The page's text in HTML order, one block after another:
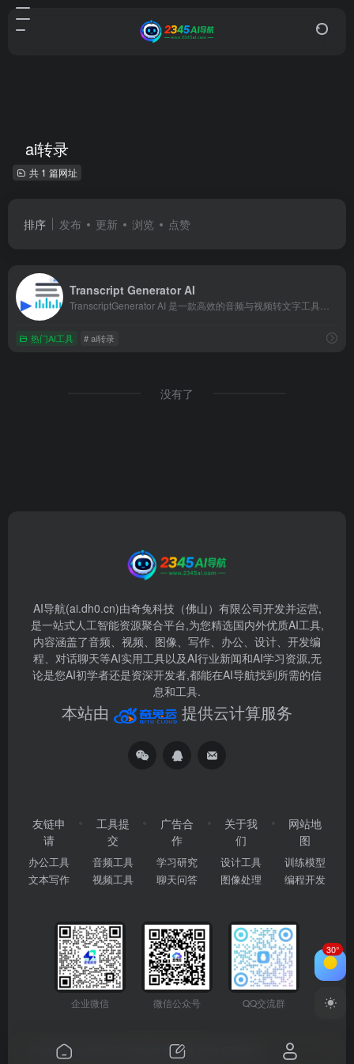
ai转录
共 1 篇网址
排序 发布 更新 浏览 点赞
Transcript Generator AI
热门AI工具 # ai转录
没有了
AI导航(ai.dh0.cn)由奇兔科技（佛山）有限公司开发并运营,
是一站式人工智能资源聚合平台,为您精选国内外优质AI工具,
内容涵盖了音频、视频、图像、写作、办公、设计、开发编
程、对话聊天等AI实用工具以及AI行业新闻和AI学习资源,无
论是您AI初学者还是资深开发者,都能在AI导航找到所需的信
息和工具.
本站由 提供云计算服务
友链申
请
办公工具
文本写作
工具提
交
音频工具
视频工具
广告合
作
学习研究
聊天问答
关于我
们
设计工具
图像处理
网站地
图
训练模型
编程开发
企业微信 微信公众号 QQ交流群
Copyright © 2026 粤ICP备2024177666号
30°